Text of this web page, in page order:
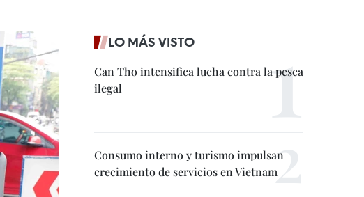
LO MÁS VISTO
Can Tho intensifica lucha contra la pesca
ilegal
Consumo interno y turismo impulsan
crecimiento de servicios en Vietnam